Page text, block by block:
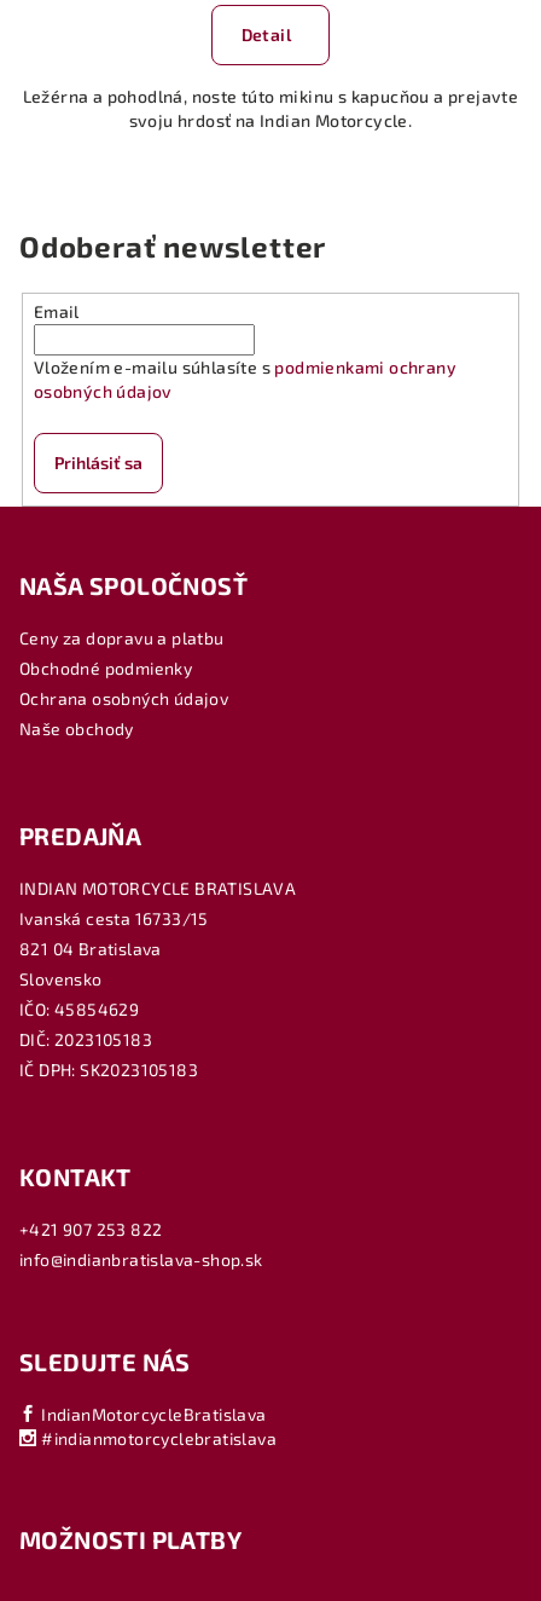
Detail
Ležérna a pohodlná, noste túto mikinu s kapucňou a prejavte
svoju hrdosť na Indian Motorcycle.
Odoberať newsletter
Email
Vložením e-mailu súhlasíte s podmienkami ochrany
osobných údajov
Prihlásiť sa
NAŠA SPOLOČNOSŤ
Ceny za dopravu a platbu
Obchodné podmienky
Ochrana osobných údajov
Naše obchody
PREDAJŇA
INDIAN MOTORCYCLE BRATISLAVA
Ivanská cesta 16733/15
821 04 Bratislava
Slovensko
IČO: 45854629
DIČ: 2023105183
IČ DPH: SK2023105183
KONTAKT
+421 907 253 822
info@indianbratislava-shop.sk
SLEDUJTE NÁS
IndianMotorcycleBratislava
#indianmotorcyclebratislava
MOŽNOSTI PLATBY